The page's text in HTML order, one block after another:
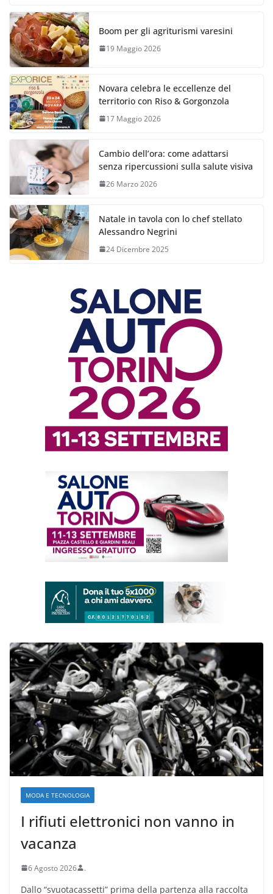
Boom per gli agriturismi varesini
19 Maggio 2026
Novara celebra le eccellenze del
territorio con Riso & Gorgonzola
17 Maggio 2026
Cambio dell’ora: come adattarsi
senza ripercussioni sulla salute visiva
26 Marzo 2026
Natale in tavola con lo chef stellato
Alessandro Negrini
24 Dicembre 2025
MODA E TECNOLOGIA
I rifiuti elettronici non vanno in
vacanza
6 Agosto 2026 .
Dallo “svuotacassetti” prima della partenza alla raccolta